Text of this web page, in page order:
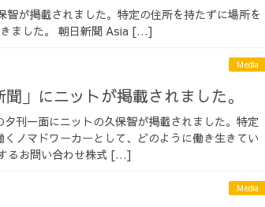
が掲載されました。特定の住所を持たずに場所を
きました。 朝日新聞 Asia […]
Media
」にニットが掲載されました。
刊一面にニットの久保智が掲載されました。特定
ノマドワーカーとして、どのように働き生きてい
るお問い合わせ株式 […]
Media